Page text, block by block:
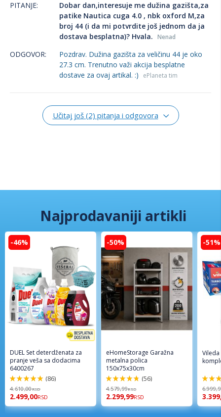
PITANJE:
Dobar dan,interesuje me dužina gazišta,za
patike Nautica cuga 4.0 , nbk oxford M,za
broj 44 (i da mi potvrdite još jednom da ja
dostava besplatna)? Hvala. Nenad
ODGOVOR:
Pozdrav. Dužina gazišta za veličinu 44 je oko
27.3 cm. Trenutno važi akcija besplatne
dostave za ovaj artikal. :)
ePlaneta tim
Učitaj još (2) pitanja i odgovora
Najprodavaniji artikli
-46%
DUEL Set deterdženata za
pranje veša sa dodacima
6400267
98%
(86)
4.610,00RSD
2.499,00RSD
-50%
eHomeStorage Garažna
metalna polica
150x75x30cm
96%
(56)
4.579,99RSD
2.299,99RSD
-51%
92%